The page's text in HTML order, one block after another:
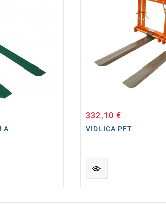
A
332,10 €Cena
VIDLICA PFT